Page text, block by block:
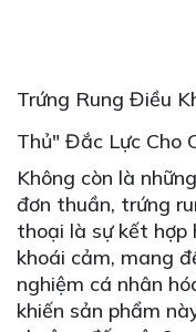
Trứng Rung Điều
Thủ" Đắc Lực Cho
Không còn là
đơn thuần, trứng
thoại là sự kết hợp
khoái cảm, mang
nghiệm cá nhân
khiến sản phẩm